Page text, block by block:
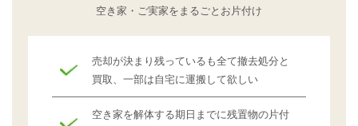
空き家・ご実家をまるごとお片付け
売却が決まり残っているも全て撤去処分と
買取、一部は自宅に運搬して欲しい
空き家を解体する期日までに残置物の片付